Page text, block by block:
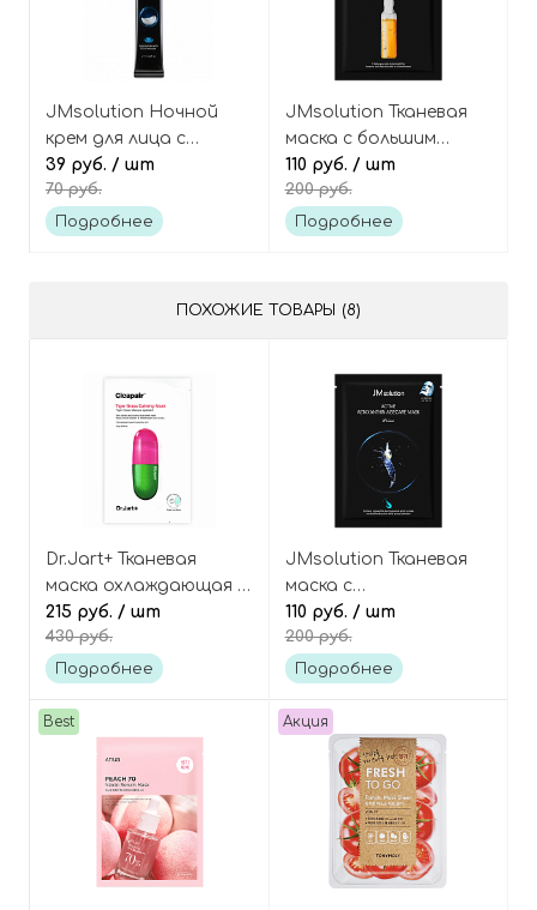
JMsolution Ночной
крем для лица с
ласточкиным гнездом
(в саше) Active Bird
Nest Sleeping Cream
39 руб. / шт
70 руб.
Подробнее
JMsolution Тканевая
маска с большим
витаминным
комплексом Water
Luminous S.O.S.
110 руб. / шт
200 руб.
Подробнее
ПОХОЖИЕ ТОВАРЫ (8)
Dr.Jart+ Тканевая
маска охлаждающая с
центеллой азиатской
Cicapair tiger grass
calming mask
215 руб. / шт
430 руб.
Подробнее
JMsolution Тканевая
маска с
астаксантином Active
asthaxanthin age care
mask prime
110 руб. / шт
200 руб.
Подробнее
Best Акция